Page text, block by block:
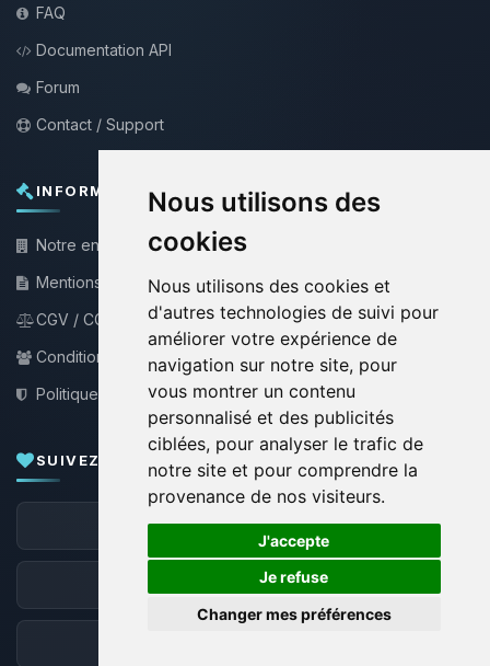
Nous utilisons des
cookies
Nous utilisons des cookies et
d'autres technologies de suivi pour
améliorer votre expérience de
navigation sur notre site, pour
vous montrer un contenu
personnalisé et des publicités
ciblées, pour analyser le trafic de
notre site et pour comprendre la
provenance de nos visiteurs.
J'accepte
Je refuse
Changer mes préférences
FAQ
Documentation API
Forum
Contact / Support
INFORMATIONS LÉGALES
Notre entreprise
Mentions légales
CGV / CGU
Conditions de partenariat
Politique de confidentialité
SUIVEZ-NOUS
Facebook 🍪